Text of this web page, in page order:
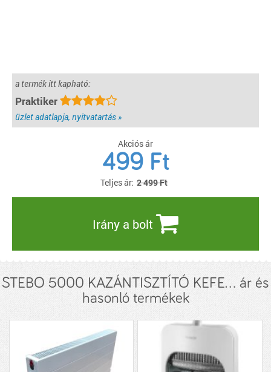
a termék itt kapható:
Praktiker
üzlet adatlapja, nyitvatartás »
Akciós ár
499 Ft
Teljes ár: 2 499 Ft
Irány a bolt
STEBO 5000 KAZÁNTISZTÍTÓ KEFE... ár és
hasonló termékek